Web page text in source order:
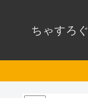
ちゃすろぐ